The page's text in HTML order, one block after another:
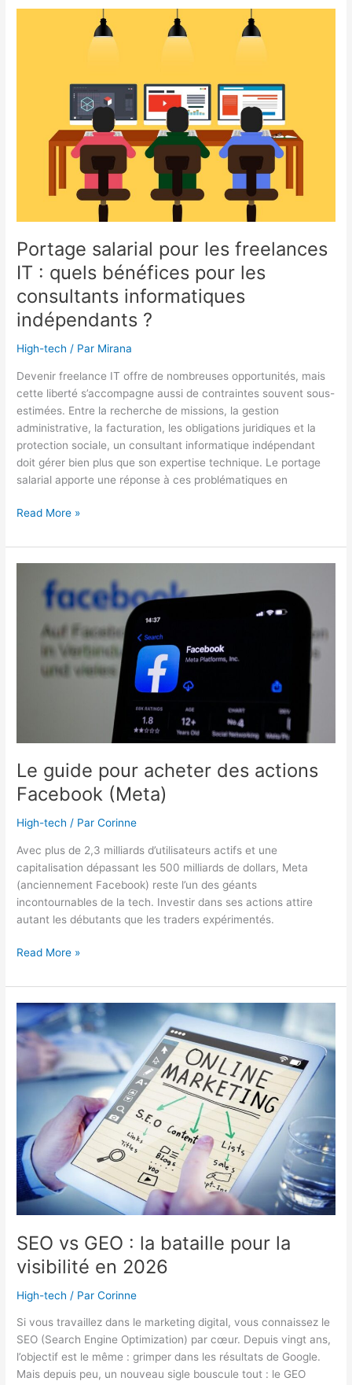
le
numérique
Portage salarial pour les freelances
IT : quels bénéfices pour les
consultants informatiques
indépendants ?
High-tech / Par Mirana
Devenir freelance IT offre de nombreuses opportunités, mais
cette liberté s’accompagne aussi de contraintes souvent sous-
estimées. Entre la recherche de missions, la gestion
administrative, la facturation, les obligations juridiques et la
protection sociale, un consultant informatique indépendant
doit gérer bien plus que son expertise technique. Le portage
salarial apporte une réponse à ces problématiques en
Portage
pour
les
freelances
bénéfices
Read More »
Le guide pour acheter des actions
Facebook (Meta)
High-tech / ParCorinne
Avec plus de 2,3 milliards d’utilisateurs actifs et une
capitalisation dépassant les 500 milliards de dollars, Meta
(anciennement Facebook) reste l’un des géants
incontournables de la tech. Investir dans ses actions attire
autant les débutants que les traders expérimentés.
Le
pour
acheter
des
actions
Facebook
(Meta)
Read More »
SEO vs GEO : la bataille pour la
visibilité en 2026
High-tech / ParCorinne
Si vous travaillez dans le marketing digital, vous connaissez le
SEO (Search Engine Optimization) par cœur. Depuis vingt ans,
l’objectif est le même : grimper dans les résultats de Google.
Mais depuis peu, un nouveau sigle bouscule tout : le GEO